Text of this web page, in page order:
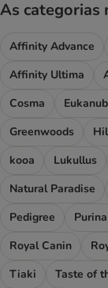
As categorias
Affinity Advance
Affinity Ultima
Cosma
Greenwoods
kooa
Lukullus
Natural Paradise
Pedigree
Royal Canin
Tiaki
Taste of